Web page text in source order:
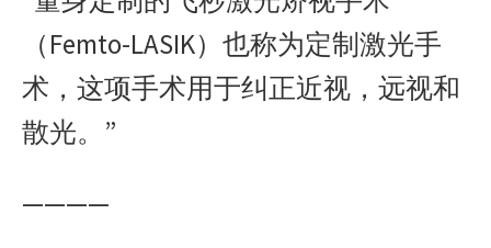
（Femto-LASIK）也称为定制激光手
术，这项手术用于纠正近视，远视和
散光。”
————